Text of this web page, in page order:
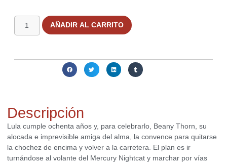
AÑADIR AL CARRITO
Descripción
Lula cumple ochenta años y, para celebrarlo, Beany Thorn, su
alocada e imprevisible amiga del alma, la convence para quitarse
la chochez de encima y volver a la carretera. El plan es ir
turnándose al volante del Mercury Nightcat y marchar por vías